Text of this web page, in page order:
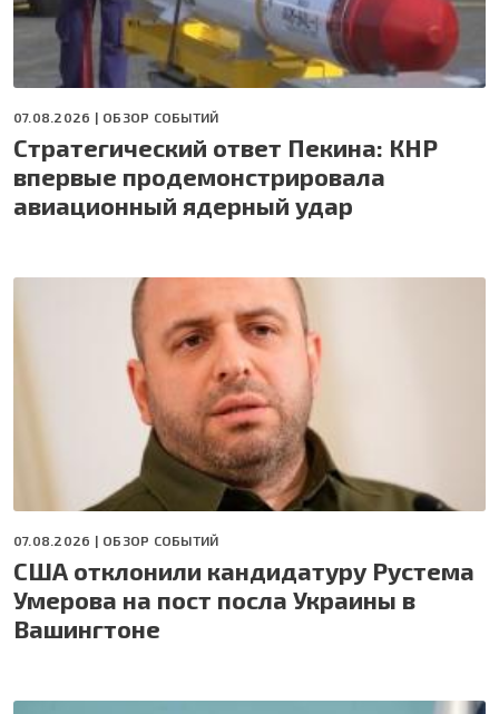
07.08.2026 | ОБЗОР СОБЫТИЙ
Стратегический ответ Пекина: КНР
впервые продемонстрировала
авиационный ядерный удар
07.08.2026 | ОБЗОР СОБЫТИЙ
США отклонили кандидатуру Рустема
Умерова на пост посла Украины в
Вашингтоне